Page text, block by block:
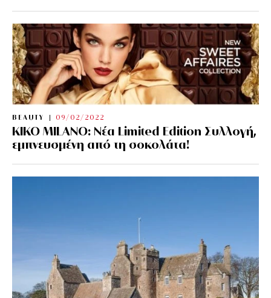
BEAUTY 09/02/2022
KIKO MILANO: Νέα Limited Edition Συλλογή,
εμπνευσμένη από τη σοκολάτα!